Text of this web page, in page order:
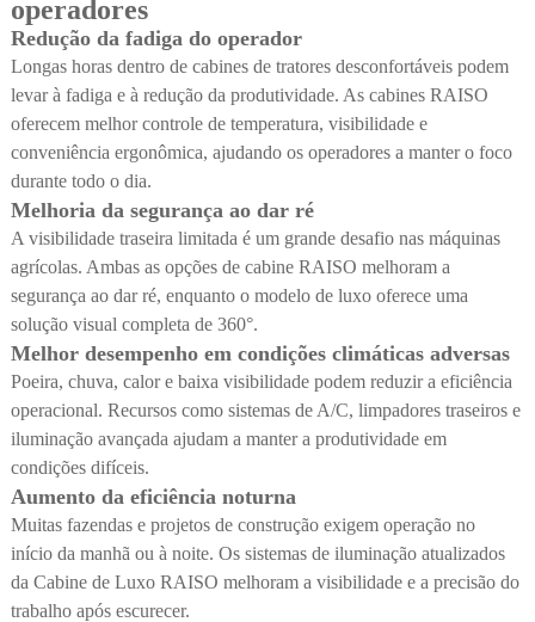
operadores
Redução da fadiga do operador
Longas horas dentro de cabines de tratores desconfortáveis podem
levar à fadiga e à redução da produtividade. As cabines RAISO
oferecem melhor controle de temperatura, visibilidade e
conveniência ergonômica, ajudando os operadores a manter o foco
durante todo o dia.
Melhoria da segurança ao dar ré
A visibilidade traseira limitada é um grande desafio nas máquinas
agrícolas. Ambas as opções de cabine RAISO melhoram a
segurança ao dar ré, enquanto o modelo de luxo oferece uma
solução visual completa de 360°.
Melhor desempenho em condições climáticas adversas
Poeira, chuva, calor e baixa visibilidade podem reduzir a eficiência
operacional. Recursos como sistemas de A/C, limpadores traseiros e
iluminação avançada ajudam a manter a produtividade em
condições difíceis.
Aumento da eficiência noturna
Muitas fazendas e projetos de construção exigem operação no
início da manhã ou à noite. Os sistemas de iluminação atualizados
da Cabine de Luxo RAISO melhoram a visibilidade e a precisão do
trabalho após escurecer.